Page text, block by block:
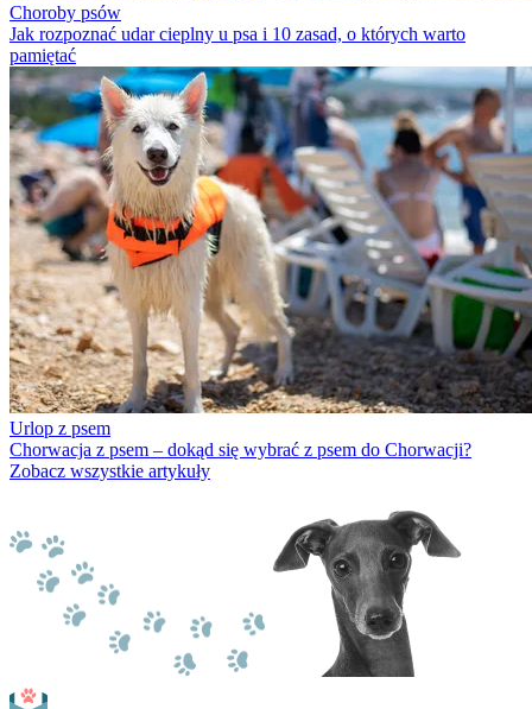
Choroby psów
Jak rozpoznać udar cieplny u psa i 10 zasad, o których warto
pamiętać
Urlop z psem
Chorwacja z psem – dokąd się wybrać z psem do Chorwacji?
Zobacz wszystkie artykuły